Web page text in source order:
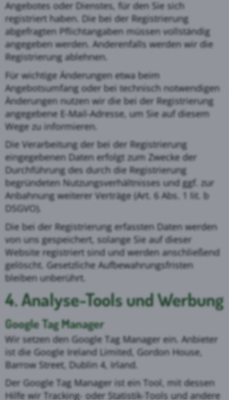
Angebotes oder Dienstes, für den Sie sich
registriert haben. Die bei der Registrierung
abgefragten Pflichtangaben müssen vollständig
angegeben werden. Anderenfalls werden wir die
Registrierung ablehnen.
Für wichtige Änderungen etwa beim
Angebotsumfang oder bei technisch notwendigen
Änderungen nutzen wir die bei der Registrierung
angegebene E-Mail-Adresse, um Sie auf diesem
Wege zu informieren.
Die Verarbeitung der bei der Registrierung
eingegebenen Daten erfolgt zum Zwecke der
Durchführung des durch die Registrierung
begründeten Nutzungsverhältnisses und ggf. zur
Anbahnung weiterer Verträge (Art. 6 Abs. 1 lit. b
DSGVO).
Die bei der Registrierung erfassten Daten werden
von uns gespeichert, solange Sie auf dieser
Website registriert sind und werden anschließend
gelöscht. Gesetzliche Aufbewahrungsfristen
bleiben unberührt.
4. Analyse-Tools und Werbung
Google Tag Manager
Wir setzen den Google Tag Manager ein. Anbieter
ist die Google Ireland Limited, Gordon House,
Barrow Street, Dublin 4, Irland.
Der Google Tag Manager ist ein Tool, mit dessen
Hilfe wir Tracking- oder Statistik-Tools und andere